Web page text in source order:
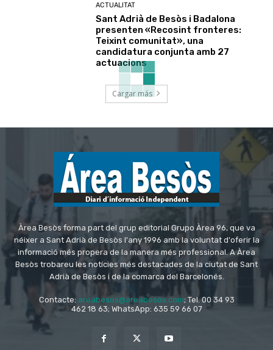
ACTUALITAT
Sant Adrià de Besòs i Badalona
presenten «Recosint fronteres:
Teixint comunitat», una
candidatura conjunta amb 27
actuacions
Cargar más
Àrea Besòs forma part del grup editorial Grupo Àrea 96, que va
néixer a Sant Adrià de Besòs l'any 1996 amb la voluntat d'oferir la
informació més propera de la manera més professional. A Àrea
Besòs trobareu les notícies més destacades de la ciutat de Sant
Adrià de Besòs i de la comarca del Barcelonés.
Contacte: areabesos@areabesos.com; Tel. 00 34 93
462 18 63; WhatsApp: 635 59 66 07